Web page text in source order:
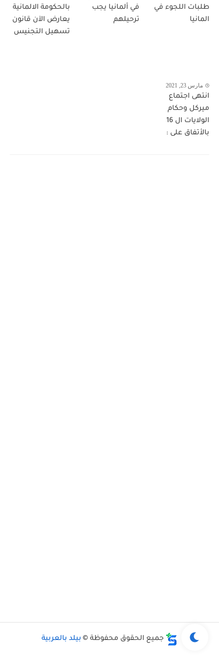
طلبات اللجوء في
المانيا
في ألمانيا يجب
ترحيلهم
بالحكومة الالمانية
يعارض الآن قانون
تسهيل التجنيس
مارس 23, 2021
انتهى اجتماع
ميركل وحكام
الولايات ال 16
بالأتفاق على :
جميع الحقوق محفوظة © بيلد بالعربية